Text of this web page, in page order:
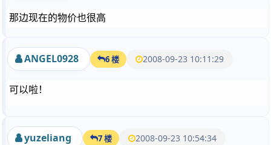
那边现在的物价也很高
ANGEL0928 6 楼 2008-09-23 10:11:29
可以啦！
yuzeliang 7 楼 2008-09-23 10:54:34